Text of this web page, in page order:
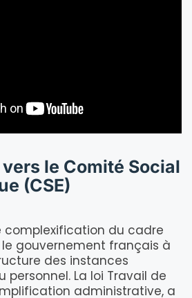
le Comité Social
(CSE)
complexification du cadre
gouvernement français à
des instances
personnel. La loi Travail de
administrative, a